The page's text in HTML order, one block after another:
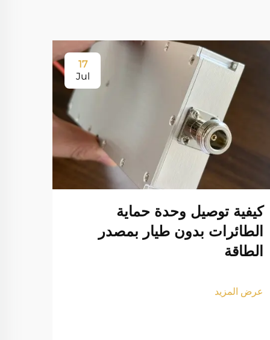
17
Jul
كيفية توصيل وحدة حماية
الطائرات بدون طيار بمصدر
الطاقة
عرض المزيد